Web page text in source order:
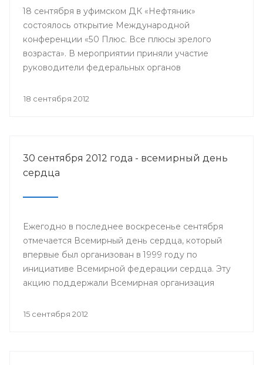
18 сентября в уфимском ДК «Нефтяник»
состоялось открытие Международной
конференции «50 Плюс. Все плюсы зрелого
возраста». В мероприятии приняли участие
руководители федеральных органов
самоуправления, представители международных
18 сентября 2012
30 сентября 2012 года - всемирный день
сердца
Ежегодно в последнее воскресенье сентября
отмечается Всемирный день сердца, который
впервые был организован в 1999 году по
инициативе Всемирной федерации сердца. Эту
акцию поддержали Всемирная организация
организации.
15 сентября 2012